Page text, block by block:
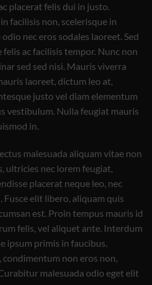
placerat felis dui in justo.
facilisis non, scelerisque in
nec eros sodales laoreet. Sed
ac facilisis tempor. Nunc non
sed sed nisi. Mauris viverra
laoreet, dictum leo at,
justo vel diam elementum
vestibulum. Nulla feugiat mauris
in.
malesuada aliquam vitae non
ultricies nec lorem feugiat,
placerat neque leo, nec
Fusce elit libero, aliquam quis
est. Proin tempus mauris id
felis, vel aliquet ante. Interdum
ipsum primis in faucibus.
non eros non,
malesuada odio eget elit